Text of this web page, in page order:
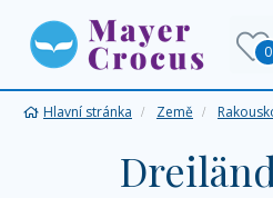
0
Hlavní stránka Země